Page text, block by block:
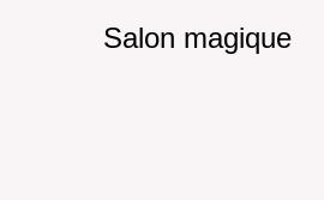
Salon magique